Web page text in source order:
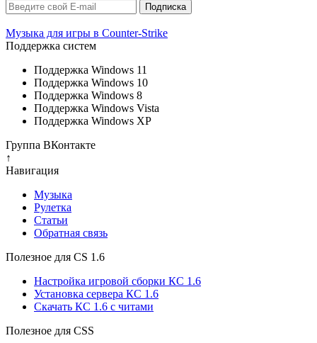
Музыка для игры в Counter-Strike
Поддержка систем
Поддержка Windows 11
Поддержка Windows 10
Поддержка Windows 8
Поддержка Windows Vista
Поддержка Windows XP
Группа ВКонтакте
↑
Навигация
Музыка
Рулетка
Cтатьи
Обратная связь
Полезное для CS 1.6
Настройка игровой сборки КС 1.6
Установка сервера КС 1.6
Скачать КС 1.6 с читами
Полезное для CSS